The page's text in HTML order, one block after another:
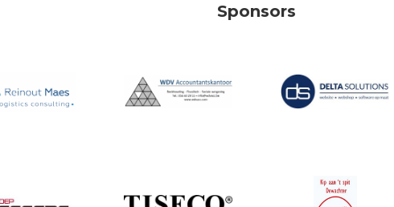
Sponsors